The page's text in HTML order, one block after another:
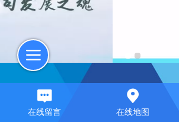
在线留言 在线地图